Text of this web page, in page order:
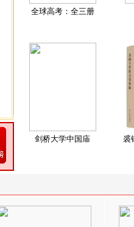
全球高考：全三册
剑桥大学中国庙 裘